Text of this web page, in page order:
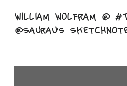
William Wolfram @
@saurau's